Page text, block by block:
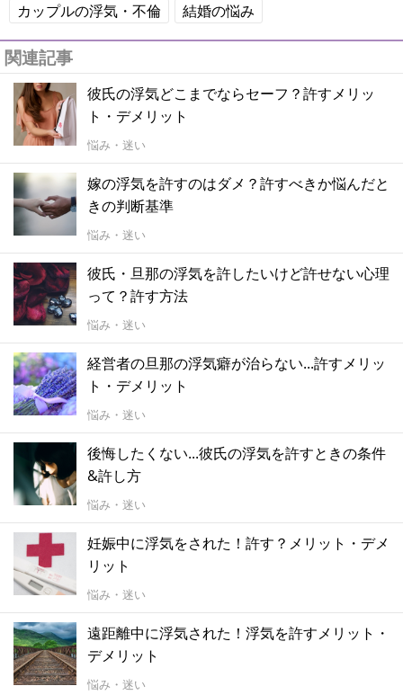
カップルの浮気・不倫 結婚の悩み
関連記事
彼氏の浮気どこまでならセーフ？許すメリッ
ト・デメリット
悩み・迷い
嫁の浮気を許すのはダメ？許すべきか悩んだと
きの判断基準
悩み・迷い
彼氏・旦那の浮気を許したいけど許せない心理
って？許す方法
悩み・迷い
経営者の旦那の浮気癖が治らない...許すメリッ
ト・デメリット
悩み・迷い
後悔したくない...彼氏の浮気を許すときの条件
&許し方
悩み・迷い
妊娠中に浮気をされた！許す？メリット・デメ
リット
悩み・迷い
遠距離中に浮気された！浮気を許すメリット・
デメリット
悩み・迷い